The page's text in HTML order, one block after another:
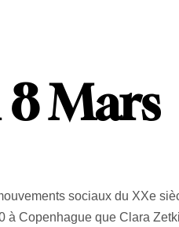
Mars
sociaux du XXe
à Copenhague que Clara